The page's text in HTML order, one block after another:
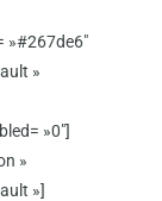
»#267de6″
»
»0″]
»
»]